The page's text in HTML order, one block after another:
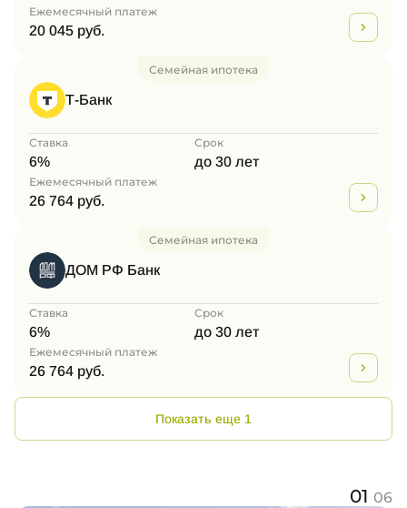
Ежемесячный платеж
20 045 руб.
Семейная ипотека
Т-Банк
Ставка
6%
Срок
до 30 лет
Ежемесячный платеж
26 764 руб.
Семейная ипотека
ДОМ РФ Банк
Ставка
6%
Срок
до 30 лет
Ежемесячный платеж
26 764 руб.
Показать еще 1
01 06